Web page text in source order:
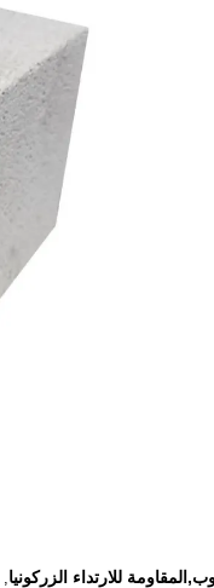
للارتداء الزركونيا,